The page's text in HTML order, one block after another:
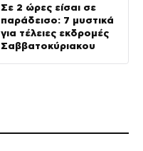
Σε 2 ώρες είσαι σε
παράδεισο: 7 μυστικά
για τέλειες εκδρομές
Σαββατοκύριακου